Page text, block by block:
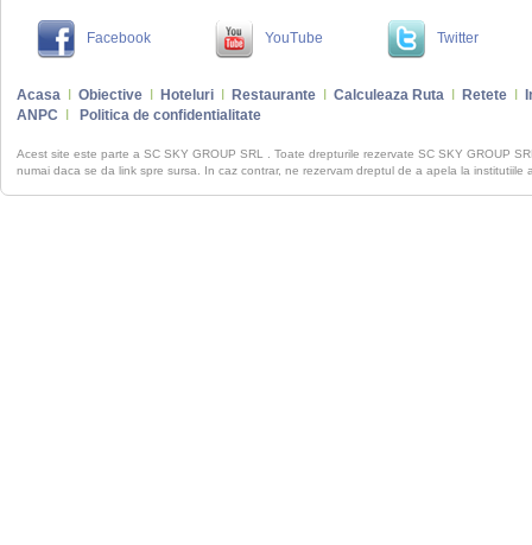
Facebook YouTube Twitter
Acasa Obiective Hoteluri Restaurante Calculeaza Ruta Retete
ANPC
Politica de confidentialitate
Acest site este parte a SC SKY GROUP SRL . Toate drepturile rezervate SC SKY GROUP
numai daca se da link spre sursa. In caz contrar, ne rezervam dreptul de a apela la institutiile